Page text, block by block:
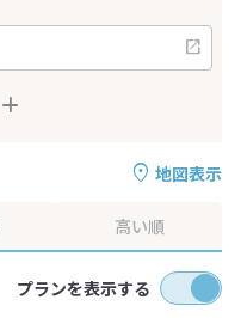
地図表示
高い順
プランを表示する